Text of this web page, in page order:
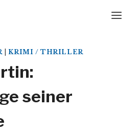
|KRIMI / THRILLER
seiner